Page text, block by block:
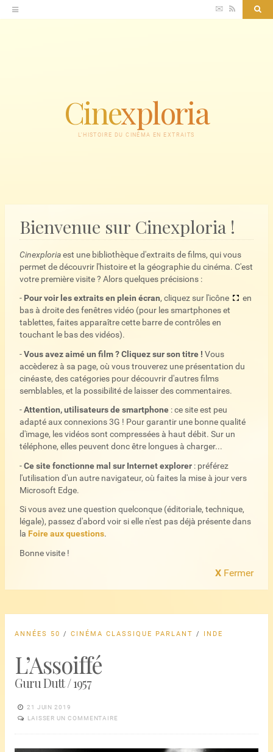
Accéder
au
✉ RSS
Cinexploria
L'HISTOIRE DU CINÉMA EN EXTRAITS
Bienvenue sur Cinexploria !
Cinexploriaest une bibliothèque d'extraits de films, qui vous
permet de découvrir l'histoire et la géographie du cinéma. C'est
votre première visite ? Alors quelques précisions :
- Pour voir les extraits en plein écran, cliquez sur l'icône
en
bas à droite des fenêtres vidéo (pour les smartphones et
tablettes, faites apparaître cette barre de contrôles en
touchant le bas des vidéos).
-Vous avez aimé un film ? Cliquez sur son titre ! Vous
accèderez à sa page, où vous trouverez une présentation du
cinéaste, des catégories pour découvrir d'autres films
semblables, et la possibilité de laisser des commentaires.
-Attention, utilisateurs de smartphone : ce site est peu
adapté aux connexions 3G ! Pour garantir une bonne qualité
d'image, les vidéos sont compressées à haut débit. Sur un
téléphone, elles peuvent donc être longues à charger...
-Ce site fonctionne mal sur Internet explorer : préférez
l'utilisation d'un autre navigateur, où faites la mise à jour vers
Microsoft Edge.
Si vous avez une question quelconque (éditoriale, technique,
légale), passez d'abord voir si elle n'est pas déjà présente dans
la Foire aux questions.
Bonne visite !
X Fermer
ANNÉES 50 / CINÉMA CLASSIQUE PARLANT / INDE
L’Assoiffé
Guru Dutt / 1957
21 JUIN 2019
LAISSER UN COMMENTAIRE